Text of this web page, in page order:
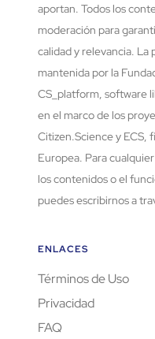
aportan. Todos los
moderación para
calidad y relevancia. La
mantenida por la
CS_platform, software
en el marco de los
Citizen.Science y ECS,
Europea. Para
los contenidos o el
puedes escribirnos a
ENLACES
Términos de Uso
Privacidad
FAQ